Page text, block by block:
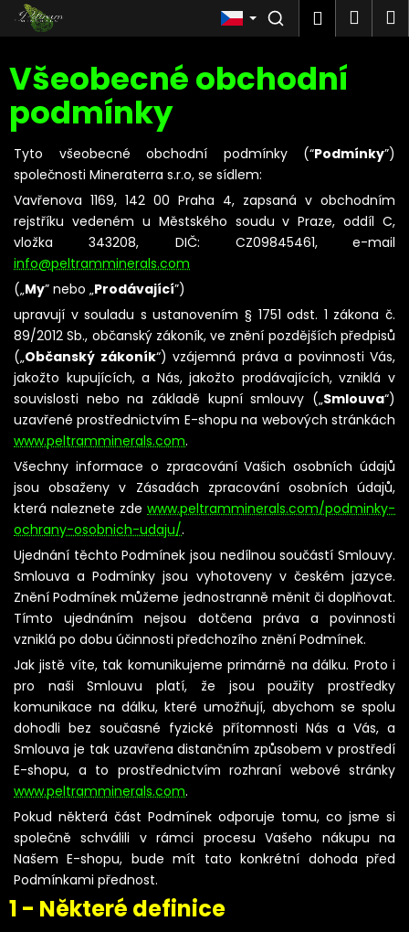
Přejít na obsah
Všeobecné obchodní
podmínky
Tyto všeobecné obchodní podmínky (“Podmínky”)
společnosti Mineraterra s.r.o, se sídlem:
Vavřenova 1169, 142 00 Praha 4, zapsaná v obchodním
rejstříku vedeném u Městského soudu v Praze, oddíl C,
vložka 343208, DIČ: CZ09845461,
e-mail
info@peltramminerals.com
(„My” nebo „Prodávající”)
upravují v souladu s ustanovením § 1751 odst. 1 zákona č.
89/2012 Sb., občanský zákoník, ve znění pozdějších předpisů
(„Občanský zákoník“) vzájemná práva a povinnosti Vás,
jakožto kupujících, a Nás, jakožto prodávajících, vzniklá v
souvislosti nebo na základě kupní smlouvy („Smlouva“)
uzavřené prostřednictvím E-shopu na webových stránkách
www.peltramminerals.com.
Všechny informace o zpracování Vašich osobních údajů
jsou obsaženy v Zásadách zpracování osobních údajů,
která naleznete zde www.peltramminerals.com/podminky-
ochrany-osobnich-udaju/.
Ujednání těchto Podmínek jsou nedílnou součástí Smlouvy.
Smlouva a Podmínky jsou vyhotoveny v českém jazyce.
Znění Podmínek můžeme jednostranně měnit či doplňovat.
Tímto ujednáním nejsou dotčena práva a povinnosti
vzniklá po dobu účinnosti předchozího znění Podmínek.
Jak jistě víte, tak komunikujeme primárně na dálku. Proto i
pro naši Smlouvu platí, že jsou použity prostředky
komunikace na dálku, které umožňují, abychom se spolu
dohodli bez současné fyzické přítomnosti Nás a Vás, a
Smlouva je tak uzavřena distančním způsobem v prostředí
E-shopu, a to prostřednictvím rozhraní webové stránky
www.peltramminerals.com.
Pokud některá část Podmínek odporuje tomu, co jsme si
společně schválili v rámci procesu Vašeho nákupu na
Našem E-shopu, bude mít tato konkrétní dohoda před
Podmínkami přednost.
1 - Některé definice
Košík
C
o
p
t
ř
e
b
u
j
e
t
e
n
a
j
í
t
?
HLEDAT
D
o
p
o
r
č
u
e
m
e